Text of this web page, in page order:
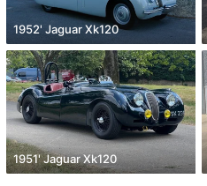
1952' Jaguar Xk120
1951' Jaguar Xk120